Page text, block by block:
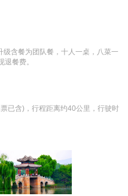
含餐为团队餐，十人一桌，八菜一
餐费。
已含)，行程距离约40公里，行驶时